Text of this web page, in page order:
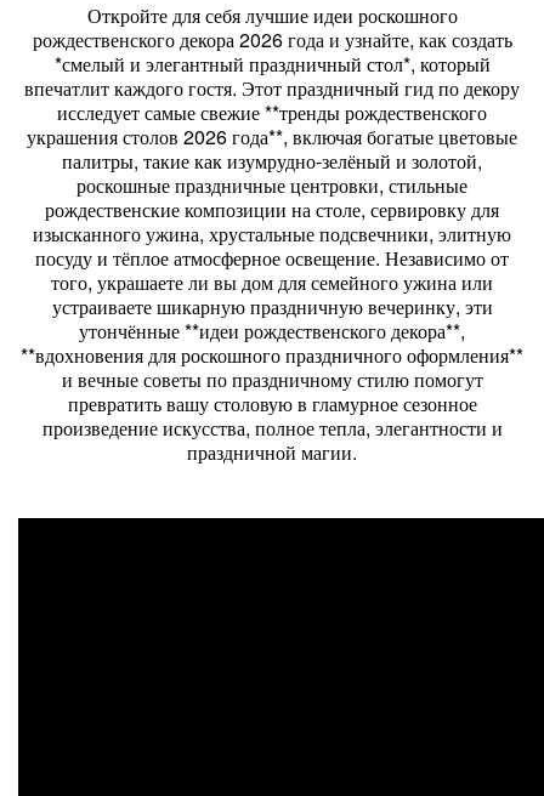
Откройте для себя лучшие идеи роскошного
рождественского декора 2026 года и узнайте, как создать
*смелый и элегантный праздничный стол*, который
впечатлит каждого гостя. Этот праздничный гид по декору
исследует самые свежие **тренды рождественского
украшения столов 2026 года**, включая богатые цветовые
палитры, такие как изумрудно-зелёный и золотой,
роскошные праздничные центровки, стильные
рождественские композиции на столе, сервировку для
изысканного ужина, хрустальные подсвечники, элитную
посуду и тёплое атмосферное освещение. Независимо от
того, украшаете ли вы дом для семейного ужина или
устраиваете шикарную праздничную вечеринку, эти
утончённые **идеи рождественского декора**,
**вдохновения для роскошного праздничного оформления**
и вечные советы по праздничному стилю помогут
превратить вашу столовую в гламурное сезонное
произведение искусства, полное тепла, элегантности и
праздничной магии.